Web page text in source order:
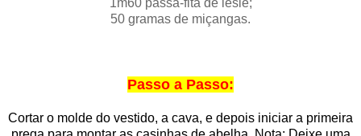
1m60 passa-fita de lesie;
50 gramas de miçangas.
Passo a Passo:
Cortar o molde do vestido, a cava, e depois iniciar a primeira